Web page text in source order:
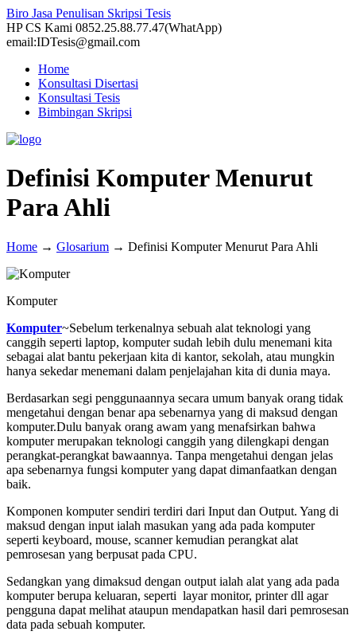
Biro Jasa Penulisan Skripsi Tesis
HP CS Kami 0852.25.88.77.47(WhatApp)
email:IDTesis@gmail.com
Home
Konsultasi Disertasi
Konsultasi Tesis
Bimbingan Skripsi
Definisi Komputer Menurut
Para Ahli
Home → Glosarium → Definisi Komputer Menurut Para Ahli
Komputer
Komputer~Sebelum terkenalnya sebuah alat teknologi yang
canggih seperti laptop, komputer sudah lebih dulu menemani kita
sebagai alat bantu pekerjaan kita di kantor, sekolah, atau mungkin
hanya sekedar menemani dalam penjelajahan kita di dunia maya.
Berdasarkan segi penggunaannya secara umum banyak orang tidak
mengetahui dengan benar apa sebenarnya yang di maksud dengan
komputer.Dulu banyak orang awam yang menafsirkan bahwa
komputer merupakan teknologi canggih yang dilengkapi dengan
perangkat-perangkat bawaannya. Tanpa mengetahui dengan jelas
apa sebenarnya fungsi komputer yang dapat dimanfaatkan dengan
baik.
Komponen komputer sendiri terdiri dari Input dan Output. Yang di
maksud dengan input ialah masukan yang ada pada komputer
seperti keyboard, mouse, scanner kemudian perangkat alat
pemrosesan yang berpusat pada CPU.
Sedangkan yang dimaksud dengan output ialah alat yang ada pada
komputer berupa keluaran, seperti layar monitor, printer dll agar
pengguna dapat melihat ataupun mendapatkan hasil dari pemrosesan
data pada sebuah komputer.